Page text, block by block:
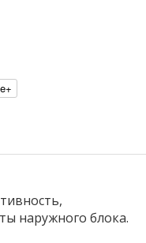
наружного блока.